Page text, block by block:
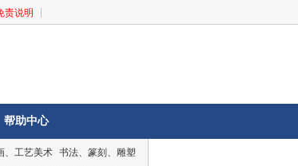
责说明
帮助中心
、工艺美术 书法、篆刻、雕塑